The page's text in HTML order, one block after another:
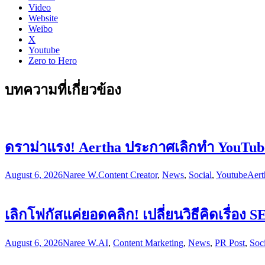
Video
Website
Weibo
X
Youtube
Zero to Hero
บทความที่เกี่ยวข้อง
ดราม่าแรง! Aertha ประกาศเลิกทำ
August 6, 2026Naree W.Content Creator, News, Social, Youtube
เลิกโฟกัสแค่ยอดคลิก! เปลี่ยนวิธีคิดเรื่อง
August 6, 2026Naree W.AI, Content Marketing, News, PR Post,